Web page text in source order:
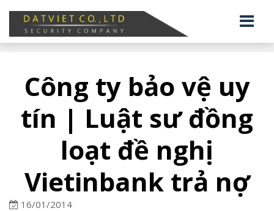
Công ty bảo vệ uy
tín | Luật sư đồng
loạt đề nghị
Vietinbank trả nợ
16/01/2014